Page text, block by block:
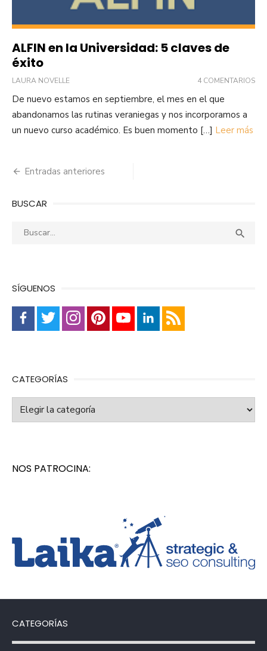
ALFIN en la Universidad: 5 claves de
éxito
LAURA NOVELLE 4 COMENTARIOS
De nuevo estamos en septiembre, el mes en el que
abandonamos las rutinas veraniegas y nos incorporamos a
un nuevo curso académico. Es buen momento […] Leer más
Navegación
Entradas anteriores
BUSCAR
Buscar: 
SÍGUENOS
CATEGORÍAS
Categorías
NOS PATROCINA:
CATEGORÍAS
Categorías